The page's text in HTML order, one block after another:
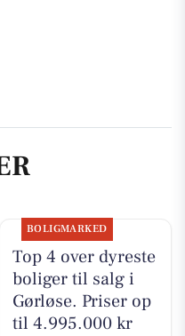
BOLIGMARKED
Top 4 over dyreste
boliger til salg i
Gørløse. Priser op
til 4.995.000 kr